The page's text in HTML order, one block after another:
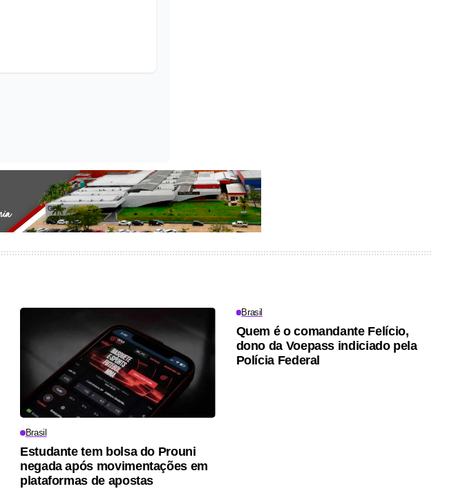
Brasil
Estudante tem bolsa do Prouni
negada após movimentações em
plataformas de apostas
Brasil
Quem é o comandante Felício,
dono da Voepass indiciado pela
Polícia Federal